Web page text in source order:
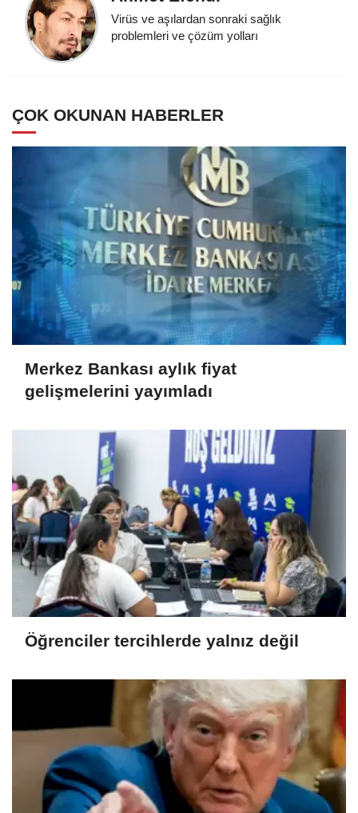
Virüs ve aşılardan sonraki sağlık
problemleri ve çözüm yolları
ÇOK OKUNAN HABERLER
Merkez Bankası aylık fiyat
gelişmelerini yayımladı
Öğrenciler tercihlerde yalnız değil